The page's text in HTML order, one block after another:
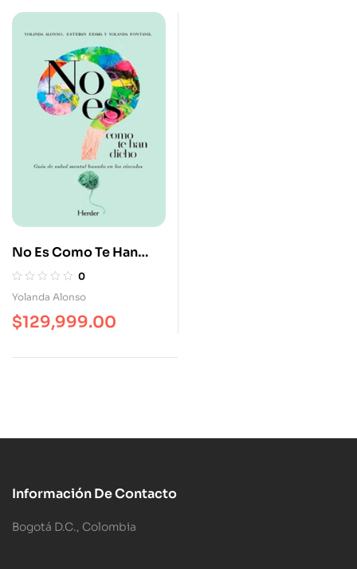
No Es Como Te Han
Dicho Guía De Salud
Mental Basada En Los
0
Yolanda Alonso
$129,999.00
Información De Contacto
Bogotá D.C., Colombia